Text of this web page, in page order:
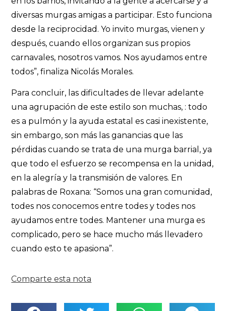
diversas murgas amigas a participar. Esto funciona
desde la reciprocidad. Yo invito murgas, vienen y
después, cuando ellos organizan sus propios
carnavales, nosotros vamos. Nos ayudamos entre
todos”, finaliza Nicolás Morales.
Para concluir, las dificultades de llevar adelante
una agrupación de este estilo son muchas, : todo
es a pulmón y la ayuda estatal es casi inexistente,
sin embargo, son más las ganancias que las
pérdidas cuando se trata de una murga barrial, ya
que todo el esfuerzo se recompensa en la unidad,
en laalegría y la transmisión de valores. En
palabras de Roxana: “Somos una gran comunidad,
todes nos conocemos entre todes y todes nos
ayudamos entre todes. Mantener una murga es
complicado, pero se hace mucho más llevadero
cuando esto te apasiona”.
Comparte esta nota